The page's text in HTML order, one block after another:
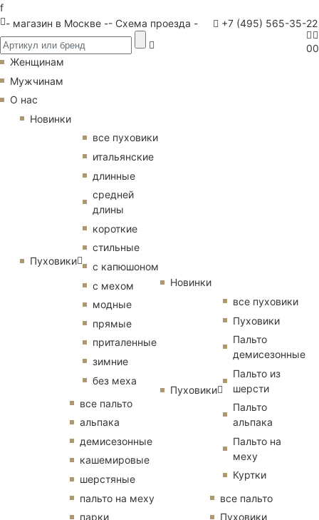
f
- магазин в Москве -- Схема проезда - +7 (495) 565-35-22
00
Женщинам
Мужчинам
О нас
Новинки
Пуховики
все пуховики
итальянские
длинные
средней
длины
короткие
стильные
с капюшоном
с мехом
модные
прямые
приталенные
зимние
без меха
все пальто
альпака
демисезонные
кашемировые
шерстяные
пальто на меху
парки
Новинки
Пуховики
все пуховики
Пуховики
Пальто
демисезонные
Пальто из
шерсти
Пальто
альпака
Пальто на
меху
Куртки
все пальто
Пуховики